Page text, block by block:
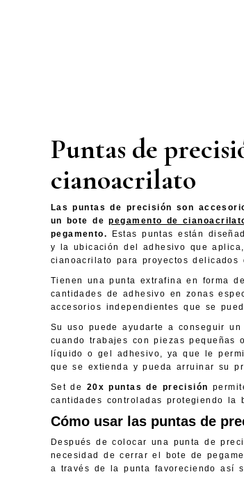
Puntas de
cianoacrilato
Las puntas de precisión son
un bote de pegamento de
pegamento.
Estas puntas están
y la ubicación del adhesivo que
cianoacrilato para proyectos delicados
Tienen una punta extrafina en forma
cantidades de adhesivo en zonas
accesorios independientes que se
Su uso puede ayudarte a conseguir
cuando trabajes con piezas pequeñas
líquido o gel adhesivo, ya que le
que se extienda y pueda arruinar su
Set de 20x puntas de precisión
cantidades controladas protegiendo
Cómo usar las puntas de
Después de colocar una punta de
necesidad de cerrar el bote de
a través de la punta favoreciendo así